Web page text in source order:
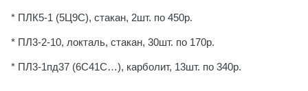
* ПЛК5-1 (5Ц9С), стакан, 2шт. по 450р.
* ПЛ3-2-10, локталь, стакан, 30шт. по 170р.
* ПЛ3-1пд37 (6С41С…), карболит, 13шт. по 340р.